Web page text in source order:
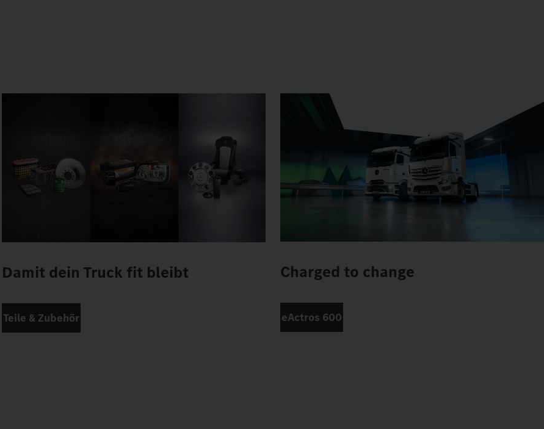
Damit dein Truck fit bleibt
Teile & Zubehör
Charged to change
eActros 600